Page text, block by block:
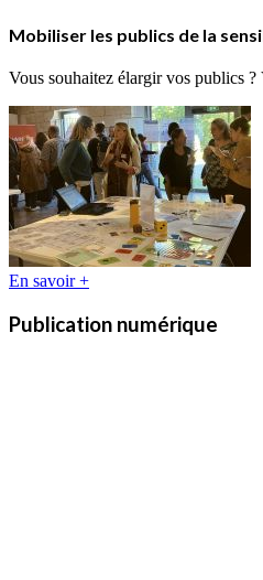
Mobiliser les publics de la
Vous souhaitez élargir vos publics ?
En savoir +
Publication numérique